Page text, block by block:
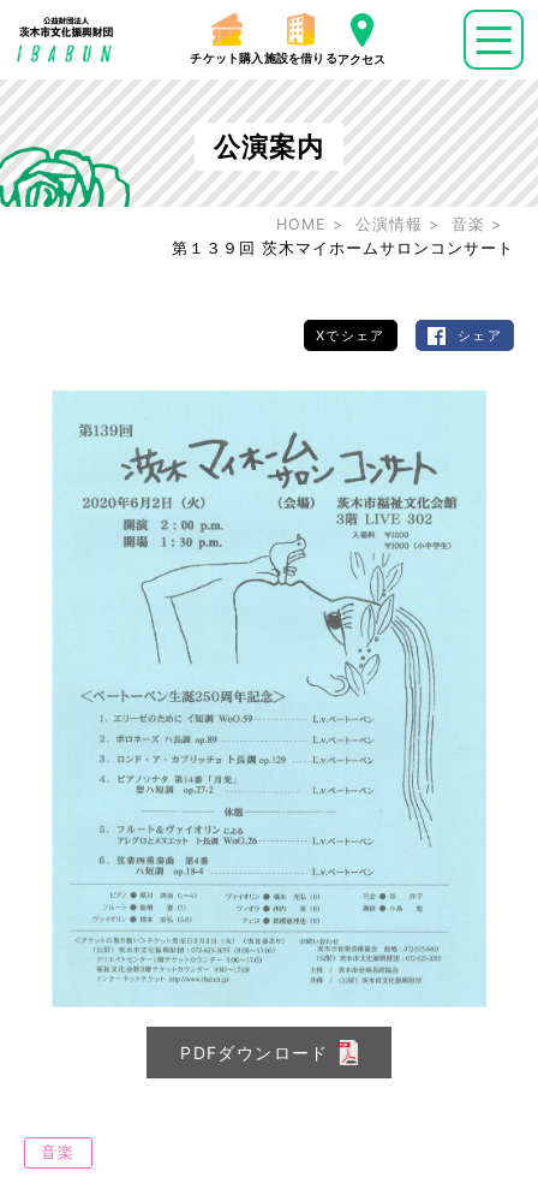
チケット購入 施設を借りるアクセス
公演案内
HOME 公演情報
音楽
第１３９回 茨木マイホームサロンコンサート
Xでシェア シェア
PDFダウンロード
音楽